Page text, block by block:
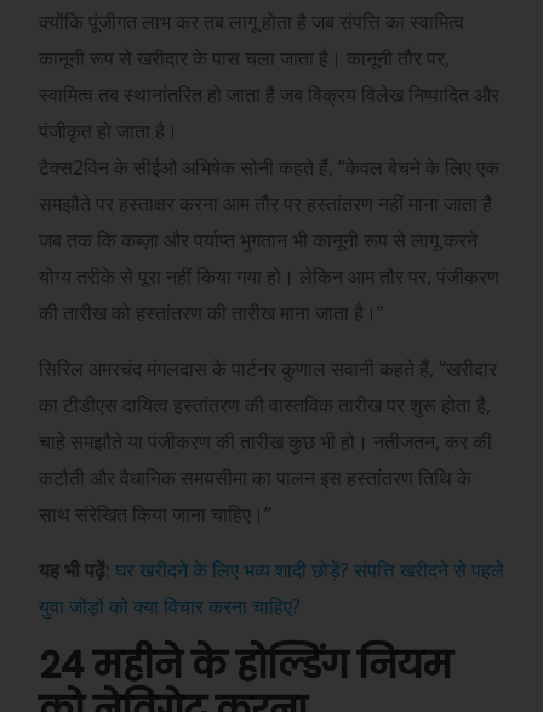
क्योंकि पूंजीगत लाभ कर तब लागू होता है जब संपत्ति का स्वामित्व
कानूनी रूप से खरीदार के पास चला जाता है। कानूनी तौर पर,
स्वामित्व तब स्थानांतरित हो जाता है जब विक्रय विलेख निष्पादित और
पंजीकृत हो जाता है।
टैक्स2विन के सीईओ अभिषेक सोनी कहते हैं, “केवल बेचने के लिए एक
समझौते पर हस्ताक्षर करना आम तौर पर हस्तांतरण नहीं माना जाता है
जब तक कि कब्ज़ा और पर्याप्त भुगतान भी कानूनी रूप से लागू करने
योग्य तरीके से पूरा नहीं किया गया हो। लेकिन आम तौर पर, पंजीकरण
की तारीख को हस्तांतरण की तारीख माना जाता है।”
सिरिल अमरचंद मंगलदास के पार्टनर कुणाल सवानी कहते हैं, “खरीदार
का टीडीएस दायित्व हस्तांतरण की वास्तविक तारीख पर शुरू होता है,
चाहे समझौते या पंजीकरण की तारीख कुछ भी हो। नतीजतन, कर की
कटौती और वैधानिक समयसीमा का पालन इस हस्तांतरण तिथि के
साथ संरेखित किया जाना चाहिए।”
यह भी पढ़ें: घर खरीदने के लिए भव्य शादी छोड़ें? संपत्ति खरीदने से पहले
युवा जोड़ों को क्या विचार करना चाहिए?
24 महीने के होल्डिंग नियम